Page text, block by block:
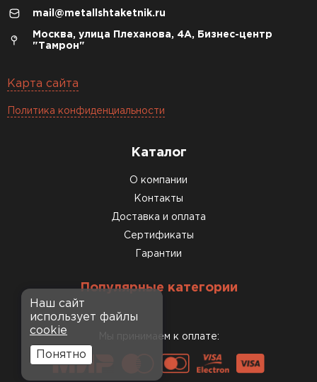
mail@metallshtaketnik.ru
Москва, улица Плеханова, 4А, Бизнес-центр
"Тамрон"
Карта сайта
Политика конфиденциальности
Каталог
О компании
Контакты
Доставка и оплата
Сертификаты
Гарантии
Популярные категории
Мы принимаем к оплате:
Наш сайт
использует файлы
cookie
Понятно